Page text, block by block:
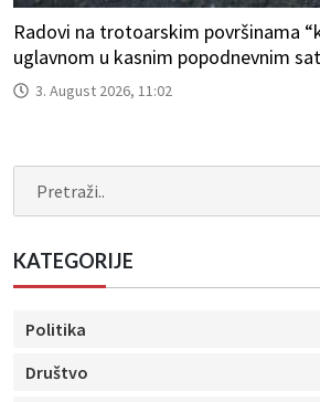
Radovi na trotoarskim površinama
uglavnom u kasnim popodnevnim
3. August 2026, 11:02
KATEGORIJE
Politika
Društvo